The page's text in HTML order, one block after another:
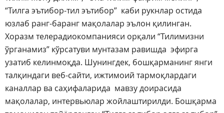
“Тилга эътибор-тил эътибор” каби рукнлар остида
юзлаб ранг-баранг мақолалар эълон қилинган.
Хоразм телерадиокомпанияси орқали “Тилимизни
ўрганамиз” кўрсатуви мунтазам равишда эфирга
узатиб келинмоқда. Шунингдек, бошқарманинг янги
талқиндаги веб-сайти, ижтимоий тармоқлардаги
каналлар ва саҳифаларида мавзу доирасида
мақолалар, интервьюлар жойлаштирилди. Бошқарма